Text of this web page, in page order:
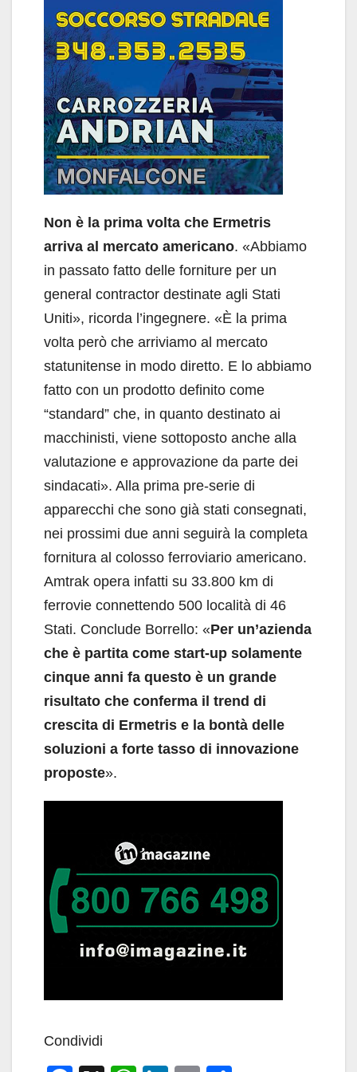
Non è la prima volta che Ermetris
arriva al mercato americano. «Abbiamo
in passato fatto delle forniture per un
general contractor destinate agli Stati
Uniti», ricorda l’ingegnere. «È la prima
volta però che arriviamo al mercato
statunitense in modo diretto. E lo abbiamo
fatto con un prodotto definito come
“standard” che, in quanto destinato ai
macchinisti, viene sottoposto anche alla
valutazione e approvazione da parte dei
sindacati». Alla prima pre-serie di
apparecchi che sono già stati consegnati,
nei prossimi due anni seguirà la completa
fornitura al colosso ferroviario americano.
Amtrak opera infatti su 33.800 km di
ferrovie connettendo 500 località di 46
Stati. Conclude Borrello: «Per un’azienda
che è partita come start-up solamente
cinque anni fa questo è un grande
risultato che conferma il trend di
crescita di Ermetris e la bontà delle
soluzioni a forte tasso di innovazione
proposte».
Condividi